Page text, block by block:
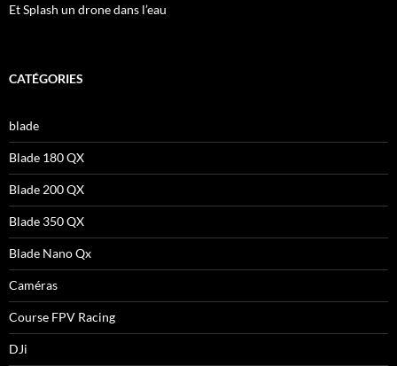
Et Splash un drone dans l’eau
CATÉGORIES
blade
Blade 180 QX
Blade 200 QX
Blade 350 QX
Blade Nano Qx
Caméras
Course FPV Racing
DJi